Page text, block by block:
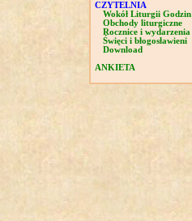
CZYTELNIA
Wokół Liturgii Godzin
Obchody liturgiczne
Rocznice i wydarzenia
Święci i błogosławieni
Download
ANKIETA